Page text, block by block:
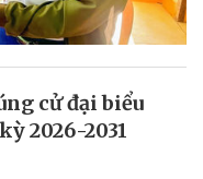
cử đại biểu
2026-2031